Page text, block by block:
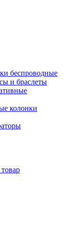
беспроводные
и браслеты
колонки